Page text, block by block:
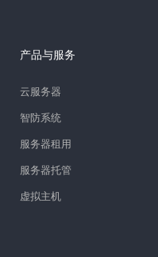
产品与服务
云服务器
智防系统
服务器租用
服务器托管
虚拟主机